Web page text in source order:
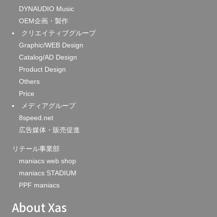
DYNAUDIO Music
OEM企画・製作
クリエイティブグループ
Graphic/WEB Design
Catalog/AD Design
Product Design
Others
Price
メディアグループ
8speed.net
広告媒体・販売促進
リテール事業部
maniacs web shop
maniacs STADIUM
PPF maniacs
About Xas